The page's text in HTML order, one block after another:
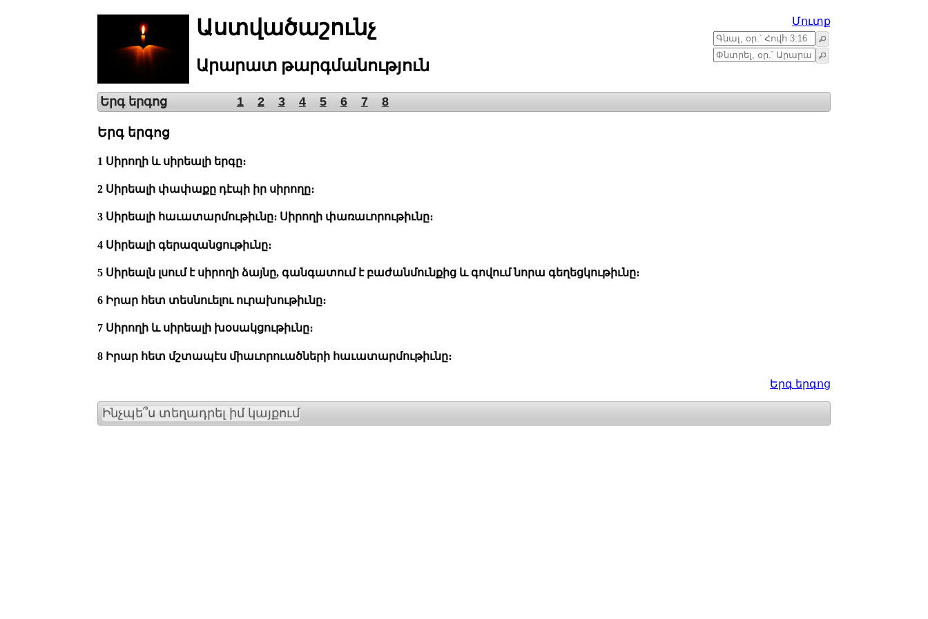
Աստվածաշունչ
Արարատթարգմանություն
Մուտք
Երգ երգոց 1 2 3 4 5 6 7 8
Երգ երգոց
1 Սիրողի և սիրեալի երգը։
2 Սիրեալի փափաքը դէպի իր սիրողը։
3 Սիրեալի հաւատարմութիւնը։ Սիրողի փառաւորութիւնը։
4 Սիրեալի գերազանցութիւնը։
5 Սիրեալն լսում է սիրողի ձայնը, գանգատում է բաժանմունքից և գովում նորա գեղեցկութիւնը։
6 Իրար հետ տեսնուելու ուրախութիւնը։
7 Սիրողի և սիրեալի խօսակցութիւնը։
8 Իրար հետ մշտապէս միաւորուածների հաւատարմութիւնը։
Երգ երգոց
Ինչպե՞ս տեղադրել իմ կայքում